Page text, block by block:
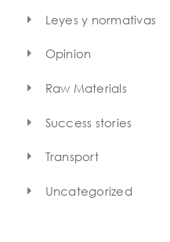
Leyes y normativas
Opinion
Raw Materials
Success stories
Transport
Uncategorized